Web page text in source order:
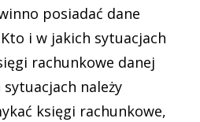
posiadać dane
i w jakich sytuacjach
rachunkowe danej
należy
księgi rachunkowe,